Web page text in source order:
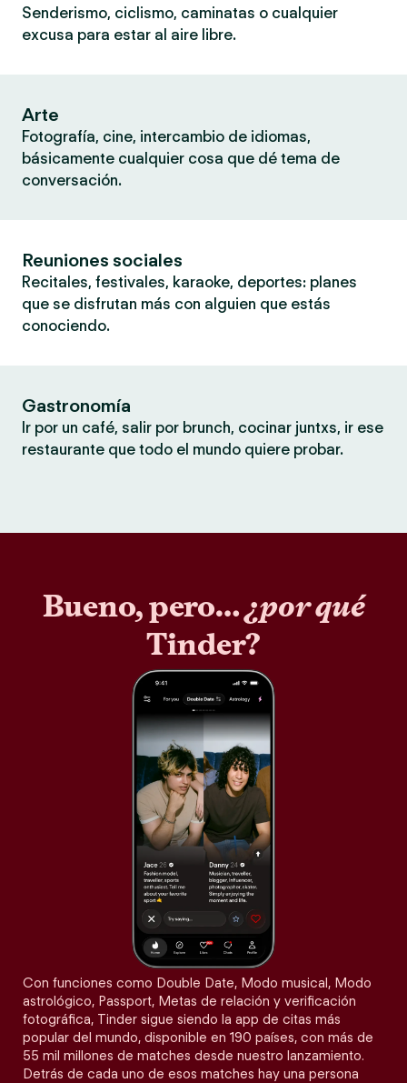
Senderismo, ciclismo, caminatas o cualquier
excusa para estar al aire libre.
Arte
Fotografía, cine, intercambio de idiomas,
básicamente cualquier cosa que dé tema de
conversación.
Reuniones sociales
Recitales, festivales, karaoke, deportes: planes
que se disfrutan más con alguien que estás
conociendo.
Gastronomía
Ir por un café, salir por brunch, cocinar juntxs, ir ese
restaurante que todo el mundo quiere probar.
Bueno, pero…¿por qué
Tinder?
Con funciones como Double Date, Modo musical, Modo
astrológico, Passport, Metas de relación y verificación
fotográfica, Tinder sigue siendo la app de citas más
popular del mundo, disponible en 190 países, con más de
55 mil millones de matches desde nuestro lanzamiento.
Detrás de cada uno de esos matches hay una persona